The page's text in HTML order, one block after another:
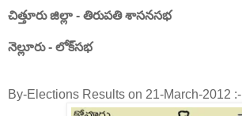
చిత్తూరు జిల్లా - తిరుపతి శాసనసభ
నెల్లూరు - లోక్‌సభ
By-Elections Results on 21-March-2012 :-